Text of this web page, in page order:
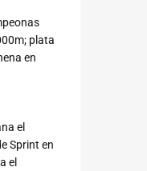
plata
en
el
Sprint en
el